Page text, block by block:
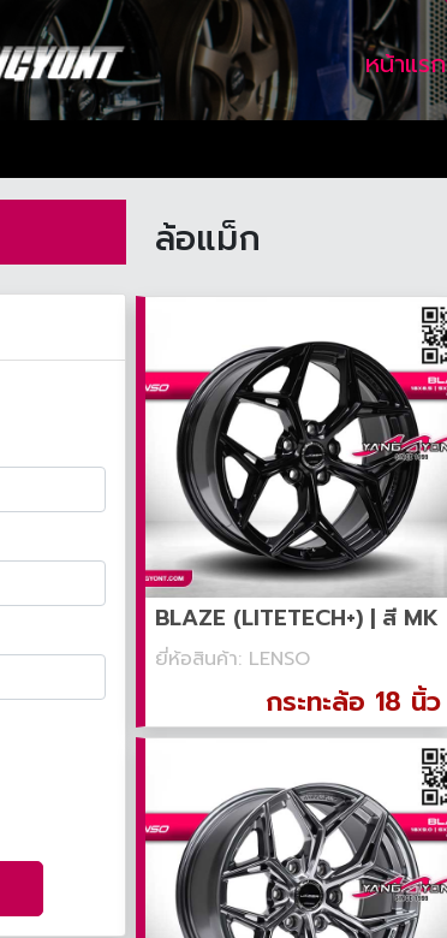
หน้าแรก
ล้อแม็ก
BLAZE (LITETECH+) | สี MK
ยี่ห้อสินค้า: LENSO
กระทะล้อ 18 นิ้ว